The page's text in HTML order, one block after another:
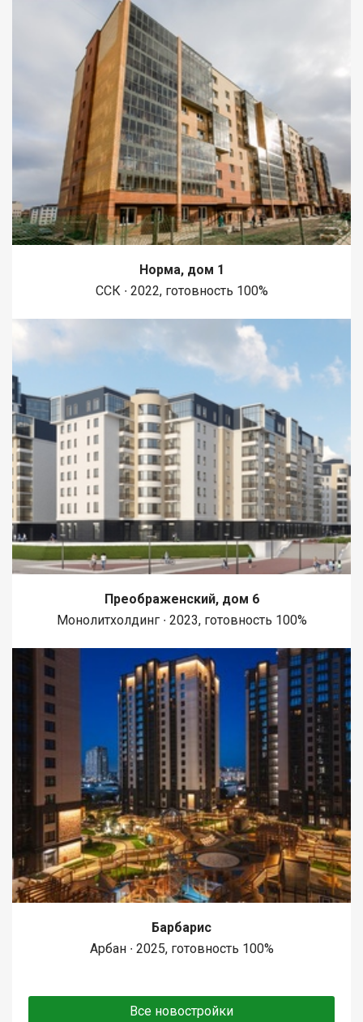
Норма, дом 1
ССК ∙ 2022, готовность 100%
Преображенский, дом 6
Монолитхолдинг ∙ 2023, готовность 100%
Барбарис
Арбан ∙ 2025, готовность 100%
Все новостройки